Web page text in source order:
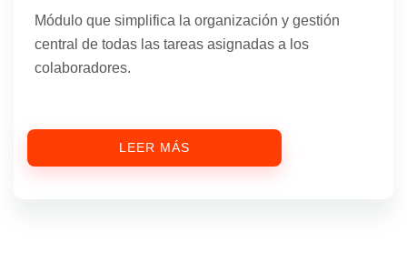
Módulo que simplifica la organización y gestión
central de todas las tareas asignadas a los
colaboradores.
LEER MÁS